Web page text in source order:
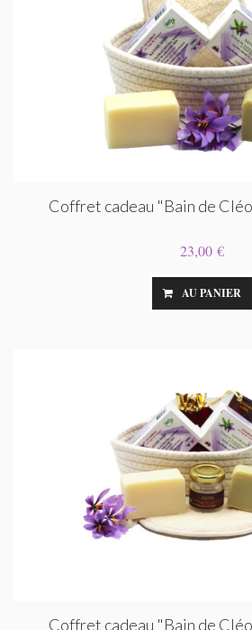
Coffret cadeau "Bain de
23,00 €
AU PANIER
Coffret cadeau "Bain de